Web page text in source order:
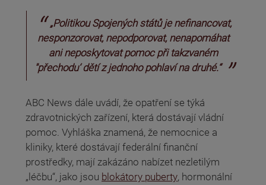
„Politikou Spojených států je nefinancovat,
nesponzorovat, nepodporovat, nenapomáhat
ani neposkytovat pomoc při takzvaném
"přechodu‘ dětí z jednoho pohlaví na druhé.“
ABC News dále uvádí, že opatření se týká
zdravotnických zařízení, která dostávají vládní
pomoc. Vyhláška znamená, že nemocnice a
kliniky, které dostávají federální finanční
prostředky, mají zakázáno nabízet nezletilým
„léčbu“, jako jsou blokátory puberty, hormonální